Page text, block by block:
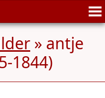
» antje
1844)